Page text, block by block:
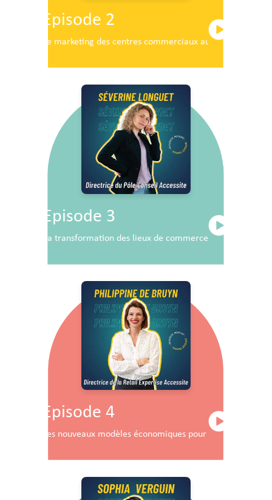
Episode 2
Le marketing des centres commerciaux au service du
Episode 3
La transformation des lieux de commerce
Episode 4
Les nouveaux modèles économiques pour les centres